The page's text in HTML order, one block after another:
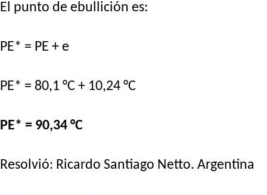
El punto de ebullición es:
PE* = PE + e
PE* = 80,1 °C + 10,24 °C
PE* = 90,34 °C
Resolvió: Ricardo Santiago Netto. Argentina